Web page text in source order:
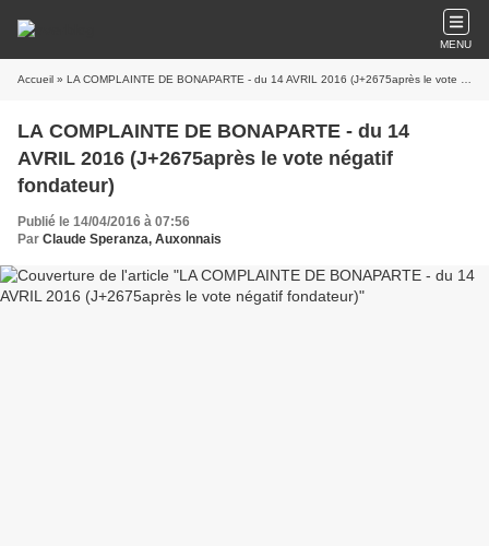
MENU
Accueil » LA COMPLAINTE DE BONAPARTE - du 14 AVRIL 2016 (J+2675après le vote négatif fondateur)
LA COMPLAINTE DE BONAPARTE - du 14
AVRIL 2016 (J+2675après le vote négatif
fondateur)
Publié le 14/04/2016 à 07:56
Par Claude Speranza, Auxonnais